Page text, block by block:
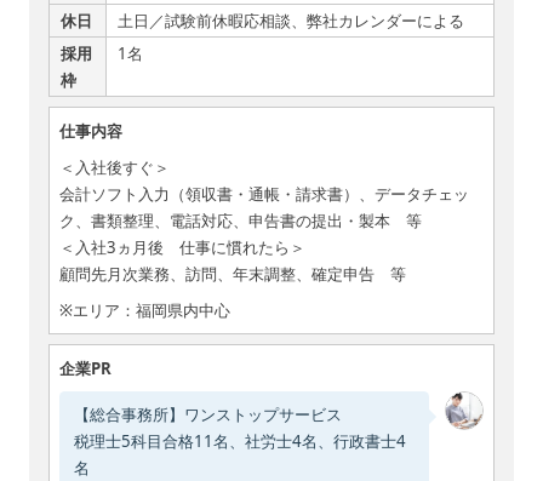
休日
土日／試験前休暇応相談、弊社カレンダーによる
採用
枠
1名
仕事内容
＜入社後すぐ＞
会計ソフト入力（領収書・通帳・請求書）、データチェッ
ク、書類整理、電話対応、申告書の提出・製本 等
＜入社3ヵ月後 仕事に慣れたら＞
顧問先月次業務、訪問、年末調整、確定申告 等
※エリア：福岡県内中心
企業PR
【総合事務所】ワンストップサービス
税理士5科目合格11名、社労士4名、行政書士4
名